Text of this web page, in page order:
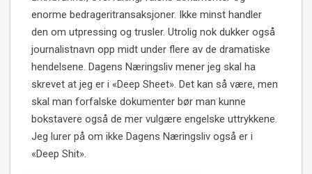
enorme bedrageritransaksjoner. Ikke minst handler
den om utpressing og trusler. Utrolig nok dukker også
journalistnavn opp midt under flere av de dramatiske
hendelsene. Dagens Næringsliv mener jeg skal ha
skrevet at jeg er i «Deep Sheet». Det kan så være, men
skal man forfalske dokumenter bør man kunne
bokstavere også de mer vulgære engelske uttrykkene.
Jeg lurer på om ikke Dagens Næringsliv også er i
«Deep Shit».